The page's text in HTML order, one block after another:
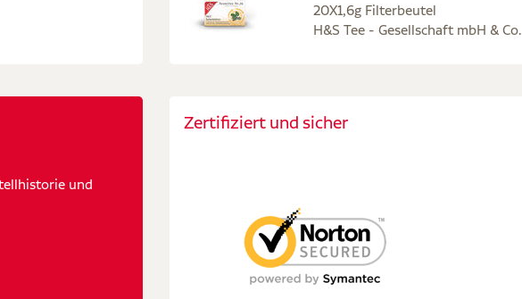
20X1,6g Filterbeutel
H&S Tee - Gesellschaft mbH & Co.
und
Zertifiziert und sicher